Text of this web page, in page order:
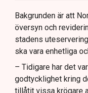
uteserveringar.
Lindas Kula
sommaren.
Bakgrunden är att
översyn och
stadens
ska vara enhetliga
– Tidigare har det
godtycklighet kring
tillåtit vissa krögare